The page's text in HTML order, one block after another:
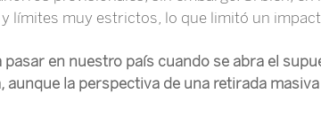
límites muy estrictos, lo que limitó un
en nuestro país cuando se abra el
aunque la perspectiva de una retirada